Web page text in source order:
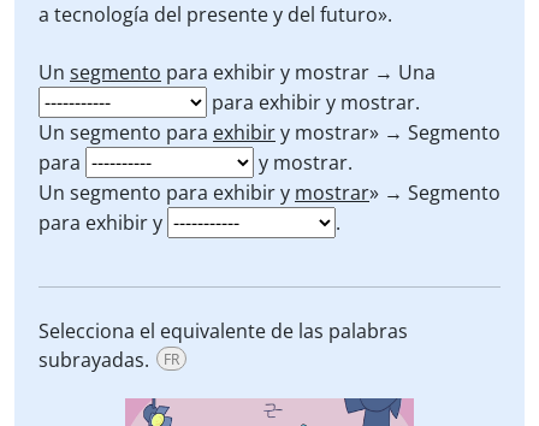
a tecnología del presente y del futuro».
Un segmento para exhibir y mostrar → Una
para exhibir y mostrar.
Un segmento para exhibiry mostrar» → Segmento
para
y mostrar.
Un segmento para exhibir y mostrar» → Segmento
para exhibir y
.
Selecciona el equivalente de las palabras
subrayadas.
FR
Video